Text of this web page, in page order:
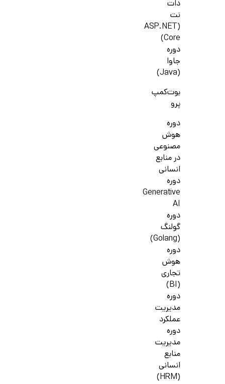
دات
نت
(ASP.NET
Core)
دوره
جاوا
(Java)
بوت‌کمپ
پرو
دوره
هوش
مصنوعی
در منابع
انسانی
دوره
Generative
AI
دوره
گولنگ
(Golang)
دوره
هوش
تجاری
(BI)
دوره
مدیریت
عملکرد
دوره
مدیریت
منابع
انسانی
(HRM)